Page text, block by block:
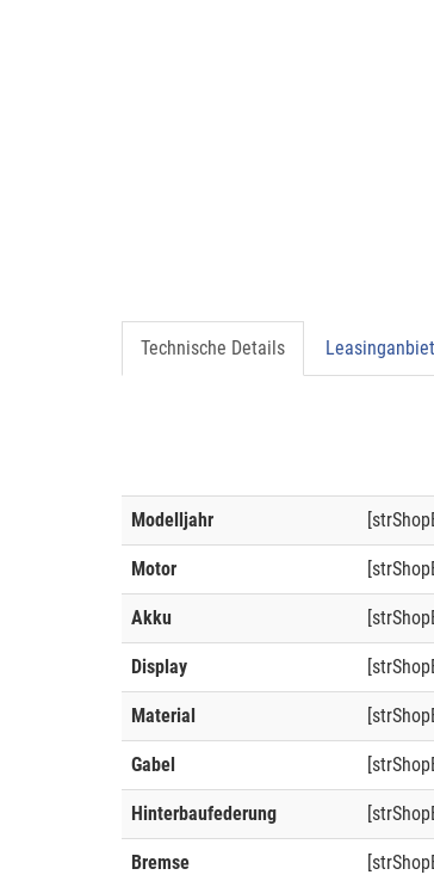
Technische Details
Modelljahr
Motor
Akku
Display
Material
Gabel
Hinterbaufederung
Bremse